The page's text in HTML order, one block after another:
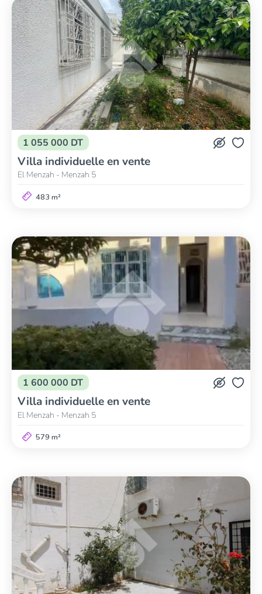
1 055 000 DT
Villa individuelle en vente
El Menzah - Menzah 5
483 m²
1 600 000 DT
Villa individuelle en vente
El Menzah - Menzah 5
579 m²